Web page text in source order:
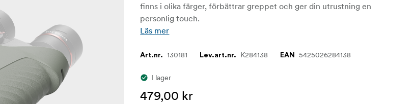
finns i olika färger, förbättrar greppet och ger din utrustning en
personlig touch.
Läs mer
Art.nr. 130181 Lev.art.nr. K284138 EAN 5425026284138
I lager
479,00 kr